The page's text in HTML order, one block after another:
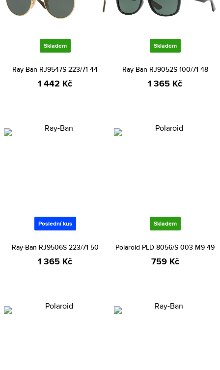
Skladem
Ray-Ban RJ9547S 223/71 44
1 442 Kč
Skladem
Ray-Ban RJ9052S 100/71 48
1 365 Kč
Poslední kus
Ray-Ban RJ9506S 223/71 50
1 365 Kč
Skladem
Polaroid PLD 8056/S 003 M9 49
759 Kč